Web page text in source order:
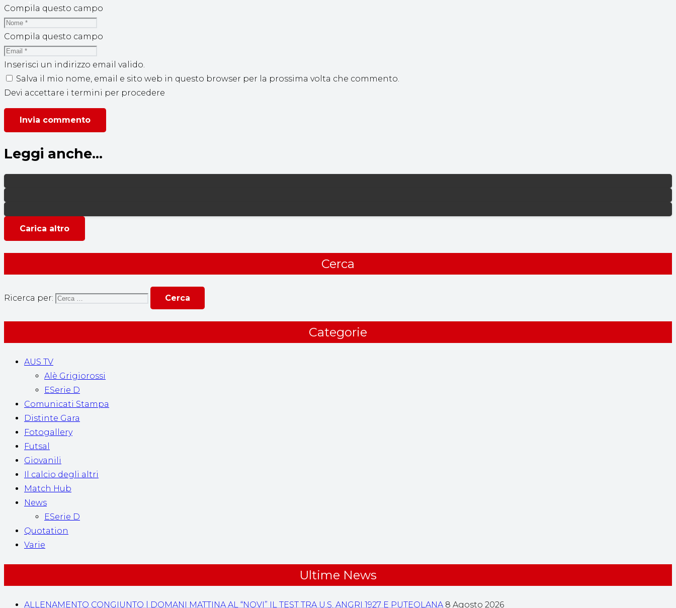
Compila questo campo
Compila questo campo
Inserisci un indirizzo email valido.
Salva il mio nome, email e sito web in questo browser per la prossima volta che commento.
Devi accettare i termini per procedere
Invia commento
Leggi anche...
Carica altro
Cerca
Ricerca per:
Categorie
AUS TV
Alè Grigiorossi
ESerie D
Comunicati Stampa
Distinte Gara
Fotogallery
Futsal
Giovanili
Il calcio degli altri
Match Hub
News
ESerie D
Quotation
Varie
Ultime News
ALLENAMENTO CONGIUNTO | DOMANI MATTINA AL “NOVI” IL TEST TRA U.S. ANGRI 1927 E PUTEOLANA 8 Agosto 2026